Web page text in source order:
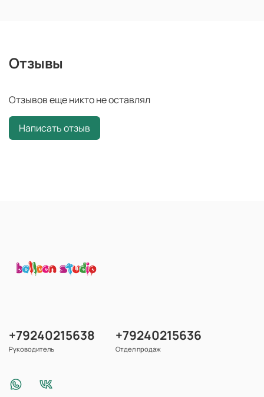
Отзывы
Отзывов еще никто не оставлял
Написать отзыв
+79240215638
Руководитель
+79240215636
Отдел продаж